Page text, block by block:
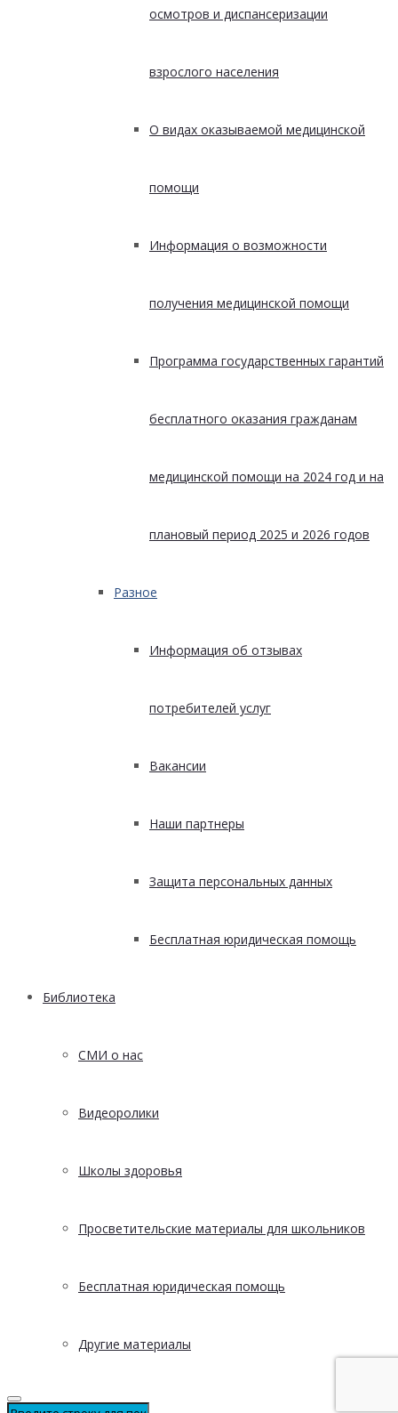
осмотров и диспансеризации
взрослого населения
О видах оказываемой медицинской
помощи
Информация о возможности
получения медицинской помощи
Программа государственных гарантий
бесплатного оказания гражданам
медицинской помощи на 2024 год и на
плановый период 2025 и 2026 годов
Разное
Информация об отзывах
потребителей услуг
Вакансии
Наши партнеры
Защита персональных данных
Бесплатная юридическая помощь
Библиотека
СМИ о нас
Видеоролики
Школы здоровья
Просветительские материалы для школьников
Бесплатная юридическая помощь
Другие материалы